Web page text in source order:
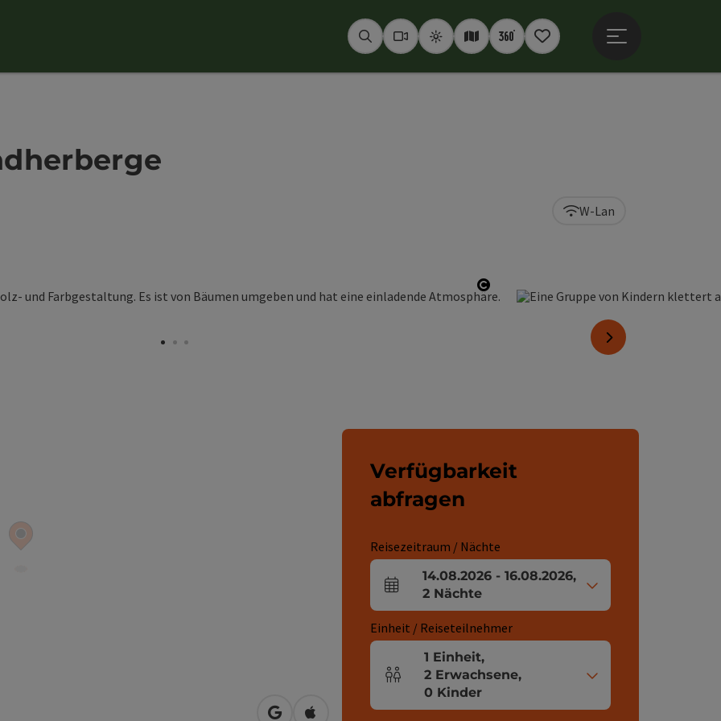
SuchenWebcams
WetterInteraktive Karte
360° Panoramen
Merkzettel
Copyright öffnen
nächstes Element
W-Lan
Verfügbarkeit
abfragen
Reisezeitraum / Nächte
An- und Abreisefelder
14.08.2026- 16.08.2026,
2 Nächte
Einheit / Reiseteilnehmer
Einheitenanzahl und Personenfelder
1 Einheit,
2 Erwachsene,
0 Kinder